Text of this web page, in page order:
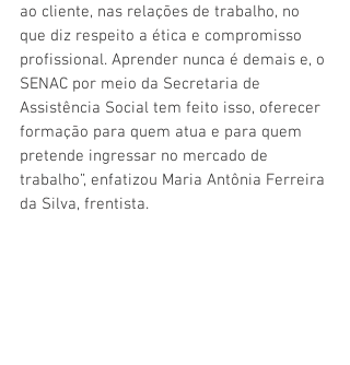
ao cliente, nas relações de trabalho, no
que diz respeito a ética e compromisso
profissional. Aprender nunca é demais e, o
SENAC por meio da Secretaria de
Assistência Social tem feito isso, oferecer
formação para quem atua e para quem
pretende ingressar no mercado de
trabalho”, enfatizou Maria Antônia Ferreira
da Silva, frentista.